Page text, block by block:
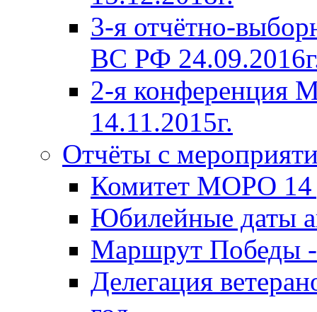
3-я отчётно-
ВС РФ
2-я
14.11.2015г.
Отчёты с
Комитет МОРО 14
Юбилейные даты
Маршрут Победы
Делегация